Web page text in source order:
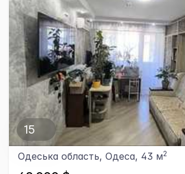
15
Одеська область, Одеса, 43 м2